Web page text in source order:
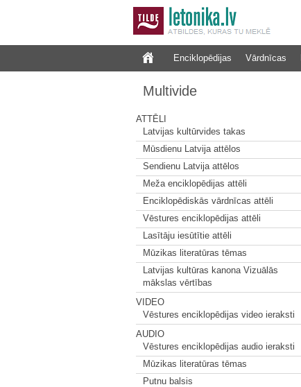
Enciklopēdijas Vārdnīcas
Multivide
ATTĒLI
Latvijas kultūrvides takas
Mūsdienu Latvija attēlos
Sendienu Latvija attēlos
Meža enciklopēdijas attēli
Enciklopēdiskās vārdnīcas attēli
Vēstures enciklopēdijas attēli
Lasītāju iesūtītie attēli
Mūzikas literatūras tēmas
Latvijas kultūras kanona Vizuālās
mākslas vērtības
VIDEO
Vēstures enciklopēdijas video ieraksti
AUDIO
Vēstures enciklopēdijas audio ieraksti
Mūzikas literatūras tēmas
Putnu balsis